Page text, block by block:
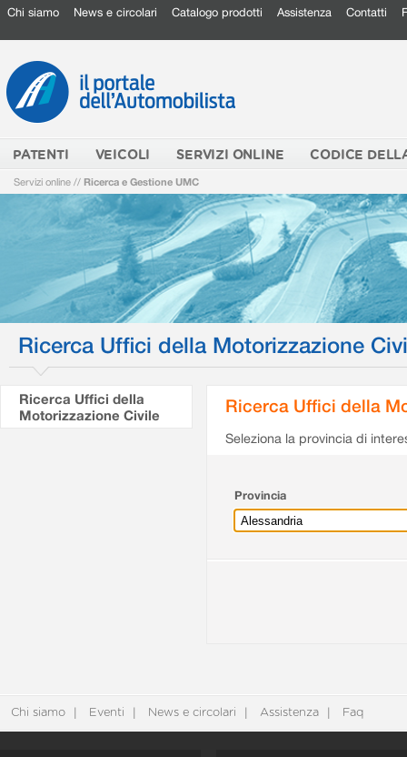
Chi siamo News e circolari Catalogo prodotti Assistenza Contatti
PATENTI VEICOLI SERVIZI ONLINE CODICE
Servizi online // Ricerca e Gestione UMC
Ricerca Uffici della Motorizzazione
Ricerca Uffici della
Motorizzazione Civile
Ricerca Uffici della
Seleziona la provincia di
Provincia
Chi siamo Eventi News e circolari Assistenza Faq